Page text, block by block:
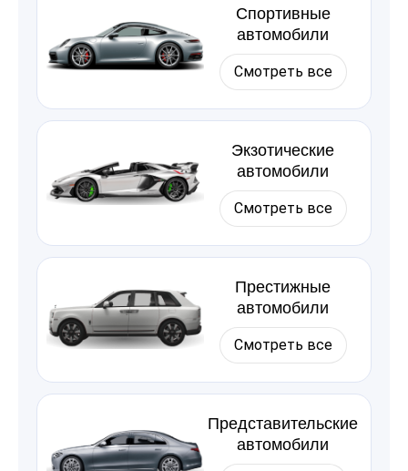
Спортивные
автомобили
Смотреть все
Экзотические
автомобили
Смотреть все
Престижные
автомобили
Смотреть все
Представительские
автомобили